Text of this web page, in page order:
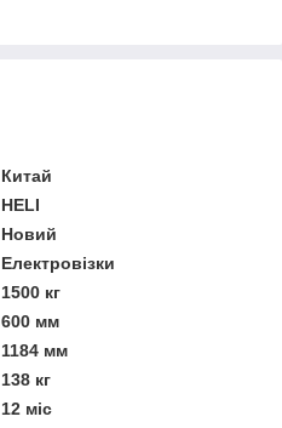
Китай
HELI
Новий
Електровізки
1500 кг
600 мм
1184 мм
138 кг
12 міс